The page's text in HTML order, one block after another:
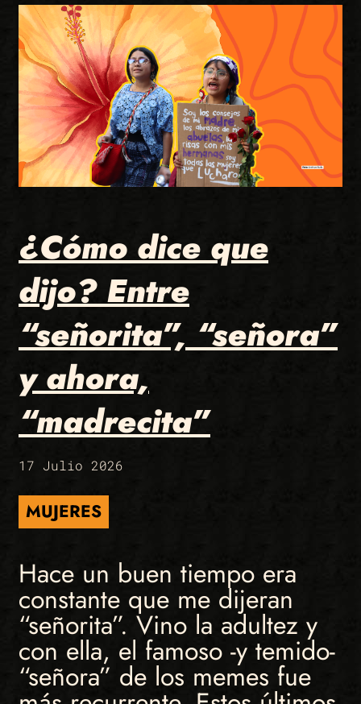
¿Cómo dice que
dijo? Entre
“señorita”, “señora”
y ahora,
“madrecita”
17 Julio 2026
MUJERES
Hace un buen tiempo era
constante que me dijeran
“señorita”. Vino la adultez y
con ella, el famoso -y temido-
“señora” de los memes fue